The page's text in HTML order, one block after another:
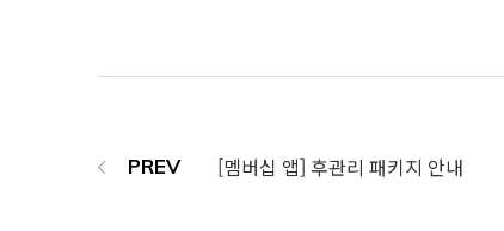
[멤버십 앱] 후관리 패키지 안내